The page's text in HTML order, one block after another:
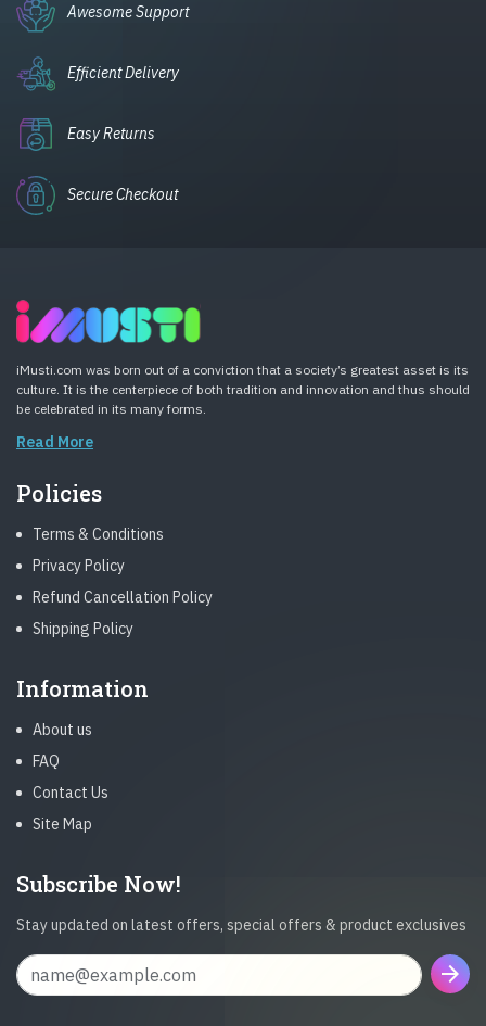
Awesome Support
Efficient Delivery
Easy Returns
Secure Checkout
iMusti.com was born out of a conviction that a society’s greatest asset is its
culture. It is the centerpiece of both tradition and innovation and thus should
be celebrated in its many forms.
Read More
Policies
Terms & Conditions
Privacy Policy
Refund Cancellation Policy
Shipping Policy
Information
About us
FAQ
Contact Us
Site Map
Subscribe Now!
Stay updated on latest offers, special offers & product exclusives
arrow_forward